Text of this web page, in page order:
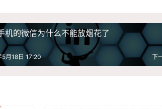
机的微信为什么不能放烟花了
下
月18日 17:20